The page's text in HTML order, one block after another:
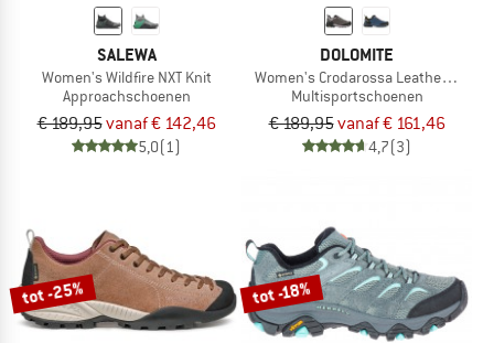
SALEWA
Women's Wildfire NXT Knit
Approachschoenen
€ 189,95vanaf € 142,46
5,0(1)
DOLOMITE
Women's Crodarossa Leather GTX
Multisportschoenen
€ 189,95vanaf € 161,46
4,7(3)
tot -25% tot -18%